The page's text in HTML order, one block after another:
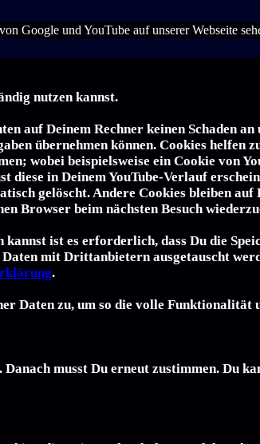
Google und YouTube auf unserer Webseite
nutzen kannst.
auf Deinem Rechner keinen Schaden
übernehmen können. Cookies helfen
wobei beispielsweise ein Cookie von
diese in Deinem YouTube-Verlauf
gelöscht. Andere Cookies bleiben
Browser beim nächsten Besuch
ist es erforderlich, dass Du die
mit Drittanbietern ausgetauscht
.
Daten zu, um so die volle Funktionalität
musst Du erneut zustimmen. Du